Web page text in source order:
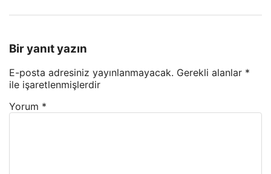
Bir yanıt yazın
E-posta adresiniz yayınlanmayacak. Gerekli alanlar *
ile işaretlenmişlerdir
Yorum *